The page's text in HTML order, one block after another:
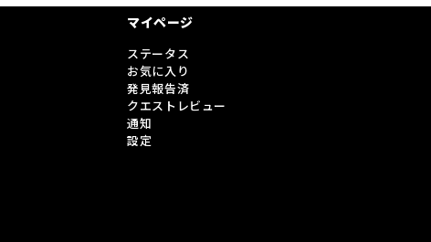
マイページ
ステータス
お気に入り
発見報告済
クエストレビュー
通知
設定